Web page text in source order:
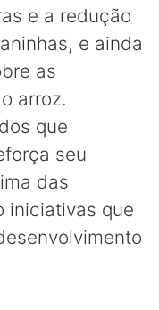
e a redução
e ainda
as
arroz.
que
seu
das
iniciativas que